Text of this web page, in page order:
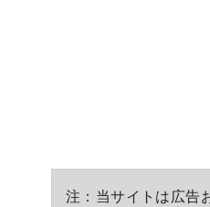
注：当サイトは広告